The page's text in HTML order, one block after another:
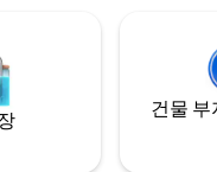
으로의 접근성도 탁월합
거점으로도 안성맞춤
건물 부